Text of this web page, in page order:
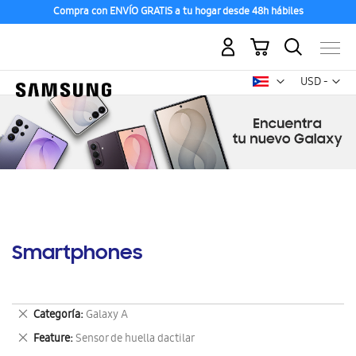
Compra con ENVÍO GRATIS a tu hogar desde 48h hábiles
USD -
dólar
Mi carrito
Smartphones
Categoría Galaxy A
Eliminar
este
artículo
Feature Sensor de huella dactilar
Eliminar